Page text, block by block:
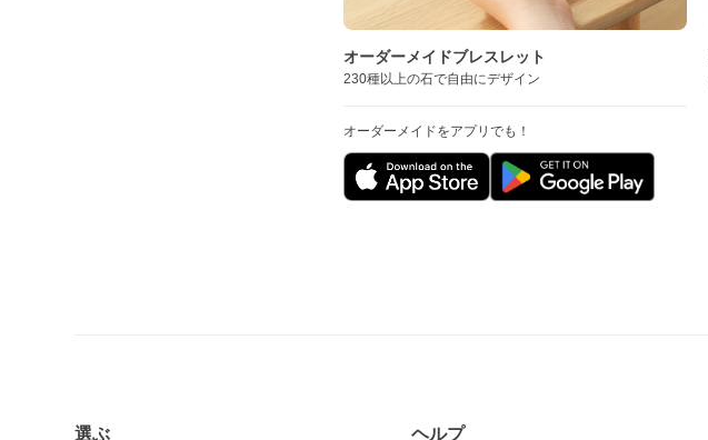
オーダーメイドブレスレット
230種以上の石で自由にデザイン
オーダーメイドをアプリでも！
選ぶ ヘルプ